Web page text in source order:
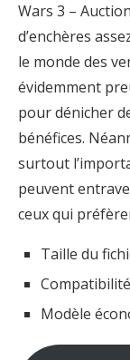
Wars 3 –
d’enchères
le monde des
évidemment
pour dénicher
bénéfices.
surtout
peuvent
ceux qui
Taille du
Modèle